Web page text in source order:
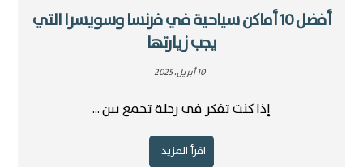
أفضل 10 أماكن سياحية في فرنسا وسويسرا التي
يجب زيارتها
10 أبريل، 2025
إذا كنت تفكر في رحلة تجمع بين ...
اقرأ المزيد